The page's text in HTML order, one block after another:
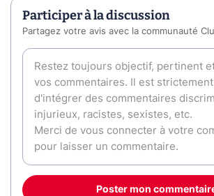
Participer à la discussion
Partagez votre avis avec la communauté
Poster mon